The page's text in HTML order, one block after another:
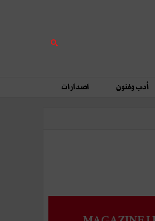
أدب وفنون اصدارات